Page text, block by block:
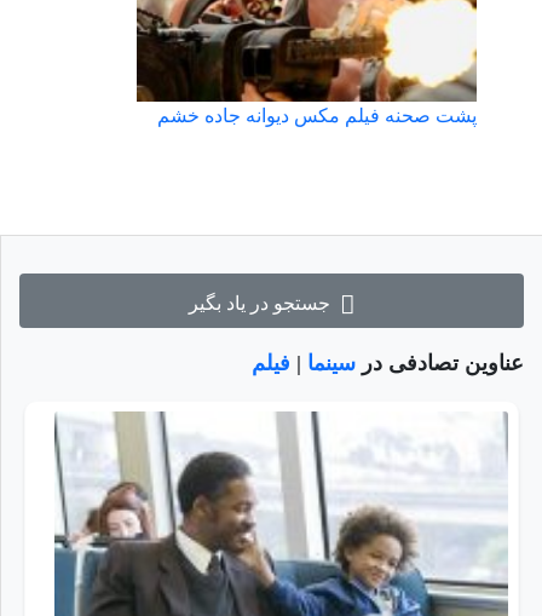
جستجو در یاد بگیر
عناوین تصادفی در سینما | فیلم
پشت صحنه فیلم مکس دیوانه جاده خشم